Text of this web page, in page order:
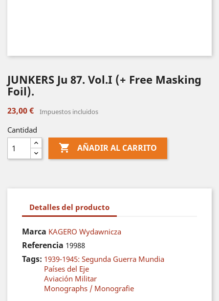
JUNKERS Ju 87. Vol.I (+ Free Masking
Foil).
23,00 € Impuestos incluidos
Cantidad
 AÑADIR AL CARRITO
Detalles del producto
Marca KAGERO Wydawnicza
Referencia 19988
Tags: 1939-1945: Segunda Guerra Mundia
Países del Eje
Aviación Militar
Monographs / Monografie